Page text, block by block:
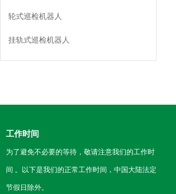
轮式巡检机器人
挂轨式巡检机器人
工作时间
为了避免不必要的等待，敬请注意我们的工作时
间 。以下是我们的正常工作时间，中国大陆法定
节假日除外。